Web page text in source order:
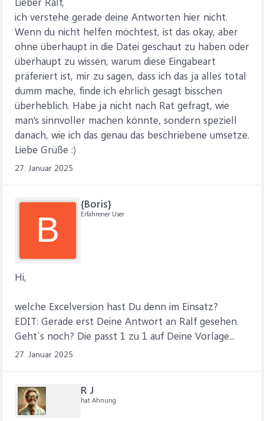
ich verstehe gerade deine Antworten hier nicht.
Wenn du nicht helfen möchtest, ist das okay, aber
ohne überhaupt in die Datei geschaut zu haben oder
überhaupt zu wissen, warum diese Eingabeart
präferiert ist, mir zu sagen, dass ich das ja alles total
dumm mache, finde ich ehrlich gesagt bisschen
überheblich. Habe ja nicht nach Rat gefragt, wie
man's sinnvoller machen könnte, sondern speziell
danach, wie ich das genau das beschriebene umsetze.
Liebe Grüße :)
27. Januar 2025
B
{Boris}
Erfahrener User
Hi,
welche Excelversion hast Du denn im Einsatz?
EDIT: Gerade erst Deine Antwort an Ralf gesehen.
Geht`s noch? Die passt 1 zu 1 auf Deine Vorlage...
27. Januar 2025
R J
hat Ahnung